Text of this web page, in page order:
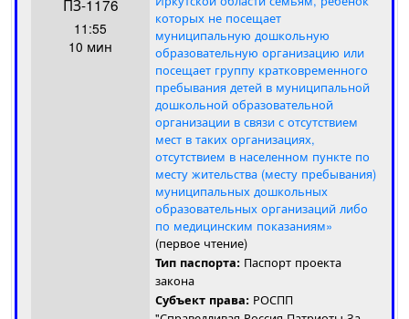
ПЗ-1176
11:55
10 мин
которых не посещает
муниципальную дошкольную
образовательную организацию или
посещает группу кратковременного
пребывания детей в муниципальной
дошкольной образовательной
организации в связи с отсутствием
мест в таких организациях,
отсутствием в населенном пункте по
месту жительства (месту пребывания)
муниципальных дошкольных
образовательных организаций либо
по медицинским показаниям»
(первое чтение)
Тип паспорта: Паспорт проекта
закона
Субъект права: РОСПП